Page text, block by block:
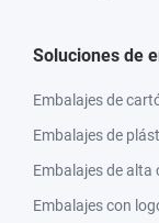
Soluciones de
Embalajes de
Embalajes de
Embalajes de alta
Embalajes con